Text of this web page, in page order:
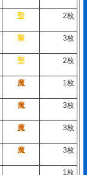
聖 2枚
聖 3枚
聖 2枚
魔 1枚
魔 3枚
魔 3枚
魔 3枚
1枚